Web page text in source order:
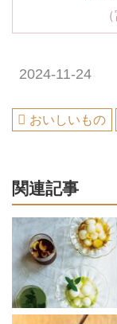
（
2024-11-24
おいしいもの
関連記事